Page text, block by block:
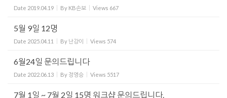
Date 2019.04.19 By KB손보 Views 667
5월 9일 12명
Date 2025.04.11 By 난강이 Views 574
6월24일 문의드립니다
Date 2022.06.13 By 정영승 Views 5517
7월 1일 ~ 7월 2일 15명 워크샵 문의드립니다.